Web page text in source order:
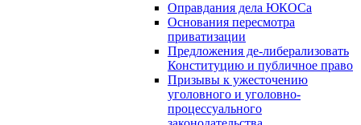
Оправдания дела ЮКОСа
Основания пересмотра
приватизации
Предложения де-либерализовать
Конституцию и публичное право
Призывы к ужесточению
уголовного и уголовно-
процессуального